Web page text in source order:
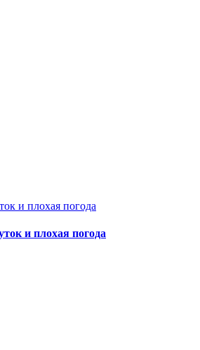
и плохая погода
и плохая погода